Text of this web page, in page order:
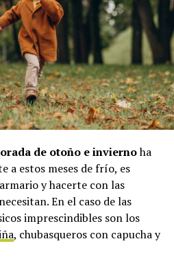
de otoño e inviernoha
a estos meses de frío, es
y hacerte con las
En el caso de las
imprescindibles son los
, chubasqueros con capucha y